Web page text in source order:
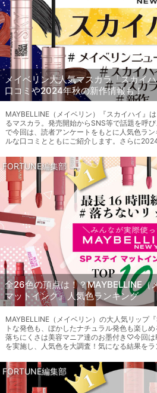
メイベリン大人気マスカラ「スカイ
口コミや2024年秋の新作情報も！
MAYBELLINE（メイベリン）『スカイハイ』
るマスカラ。発売開始からSNS等で話題を呼
で今回は、読者アンケートをもとに人気色ラ
ルな口コミとともにご紹介します。さらに
FORTUNE編集部
全26色の頂点は！？MAYBELLINE（
マットインク』人気色ランキング
MAYBELLINE（メイベリン）の大人気リップ
トな発色も、ぼかしたナチュラル発色も楽し
落ちにくさは美容マニア達のお墨付き♡今回は
を実施し、人気色を大調査！気になる結果をラ
FORTUNE編集部